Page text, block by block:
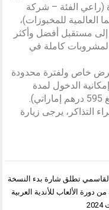
(راعي الفئة – شركة
العالمية للمخبوزات)،
إلى مستقبل أفضل وأكثر
كاملة في
خاص ولفترة محدودة
إمكانية الدخول لمدة
التذاكر، يرجى زيارة
تطلق شارة بدء النسخة
من دورة الألعاب للأندية العربية